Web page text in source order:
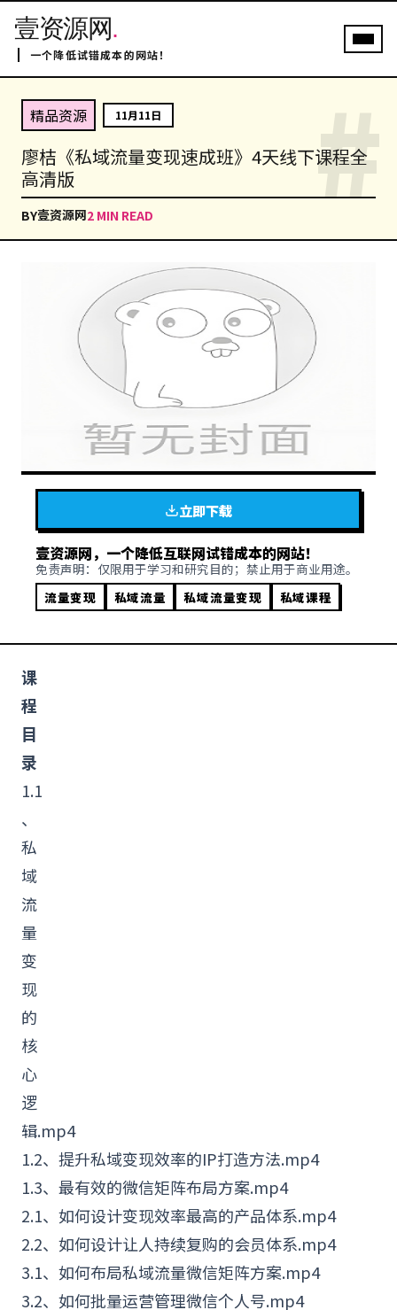
壹资源网.
一个降低试错成本的网站！
#
精品资源 11月11日
廖桔《私域流量变现速成班》4天线下课程全
高清版
BY壹资源网2 MIN READ
立即下载
壹资源网，一个降低互联网试错成本的网站！
免责声明：仅限用于学习和研究目的；禁止用于商业用途。
流量变现
私域流量 私域流量变现 私域课程
课
程
目
录
1.1
、
私
域
流
量
变
现
的
核
心
逻
辑.mp4
1.2、提升私域变现效率的IP打造方法.mp4
1.3、最有效的微信矩阵布局方案.mp4
2.1、如何设计变现效率最高的产品体系.mp4
2.2、如何设计让人持续复购的会员体系.mp4
3.1、如何布局私域流量微信矩阵方案.mp4
3.2、如何批量运营管理微信个人号.mp4